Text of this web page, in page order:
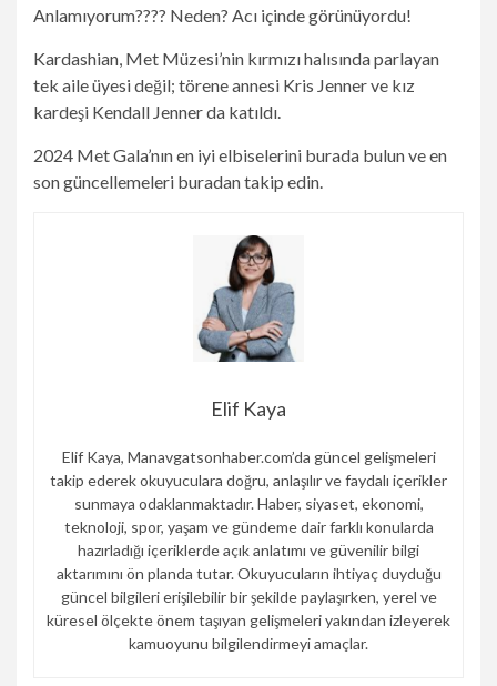
Anlamıyorum???? Neden? Acı içinde görünüyordu!
Kardashian, Met Müzesi’nin kırmızı halısında parlayan
tek aile üyesi değil; törene annesi Kris Jenner ve kız
kardeşi Kendall Jenner da katıldı.
2024 Met Gala’nın en iyi elbiselerini burada bulun ve en
son güncellemeleri buradan takip edin.
Elif Kaya
Elif Kaya, Manavgatsonhaber.com’da güncel gelişmeleri
takip ederek okuyuculara doğru, anlaşılır ve faydalı içerikler
sunmaya odaklanmaktadır. Haber, siyaset, ekonomi,
teknoloji, spor, yaşam ve gündeme dair farklı konularda
hazırladığı içeriklerde açık anlatımı ve güvenilir bilgi
aktarımını ön planda tutar. Okuyucuların ihtiyaç duyduğu
güncel bilgileri erişilebilir bir şekilde paylaşırken, yerel ve
küresel ölçekte önem taşıyan gelişmeleri yakından izleyerek
kamuoyunu bilgilendirmeyi amaçlar.